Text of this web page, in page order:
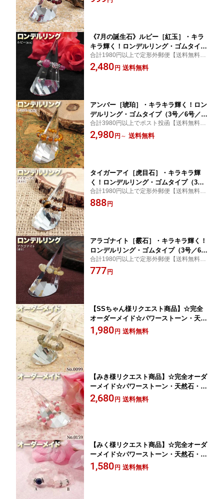
《7月の誕生石》ルビー［紅玉］・キラ
キラ輝く！ロンデルリング・ゴムタイプ
（3号／6号／9号／12号／15号／18
号）・パワーストーン・天然石・ハンド
合計1980円以上で定形外郵便【送料無料】
サイズが選べる！
2,480円 送料無料
アンバー［琥珀］・キラキラ輝く！ロン
デルリング・ゴムタイプ（3号／6号／9
号／12号／15号／18号／21号）・パワ
ーストーン・天然石・ハンドメイド・手
合計3980円以上でポスト投函【送料無料】
サイズが選べる！
2,980円 ～ 送料無料
タイガーアイ［虎目石］・キラキラ輝
く！ロンデルリング・ゴムタイプ（3号
／6号／9号／12号／15号／18号）・パ
ワーストーン・天然石・ハンドメイド・
合計1980円以上で定形外郵便【送料無料】
サイズが選べる！
888円
アラゴナイト［霰石］・キラキラ輝く！
ロンデルリング・ゴムタイプ（3号／6号
／9号／12号／15号／18号）・パワース
トーン・天然石・ハンドメイド・手作
合計1980円以上で定形外郵便【送料無料】
サイズが選べる！
777円
【SSちゃん様リクエスト商品】☆完全
オーダーメイド☆パワーストーン・天然
石・こんなの欲しい!◆No.0099◆・ラブ
ラドライトのシンプルリング♪
1,980円 送料無料
【みき様リクエスト商品】☆完全オーダ
ーメイド☆パワーストーン・天然石・こ
んなの欲しい!◆No.0159◆・インカロー
ズ＆ハウライトのツートンリング♪
2,680円 送料無料
【みく様リクエスト商品】☆完全オーダ
ーメイド☆パワーストーン・天然石・こ
んなの欲しい!◆No.0238◆・6月&9月の
誕生石ロンデルリング♪
1,580円 送料無料